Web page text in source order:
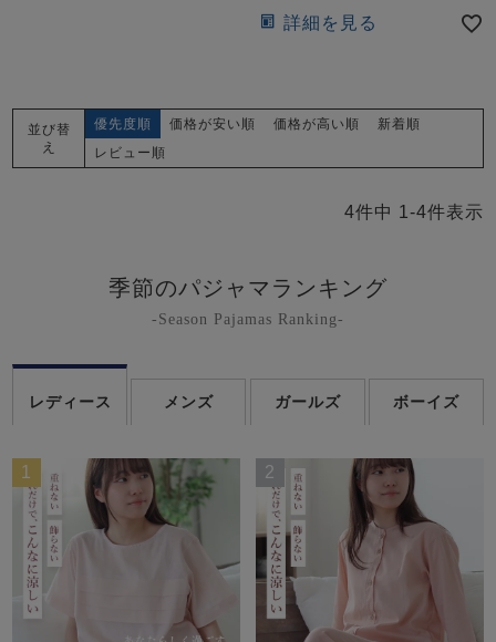
ガールズ上着
ガールズ ズボ
ボーイズ 上着
ボーイズ
売れ筋ランキング
- Item Ranking -
新着商品
- New Arrival -
すべてのデザインのパジャマ一覧はこちら
詳細を見る
並び替
え
優先度順 価格が安い順 価格が高い順
新着順
レビュー順
4件中 1 -4件表示
季節のパジャマランキング
-Season Pajamas Ranking-
レディース メンズ ガールズ ボーイズ
1 2